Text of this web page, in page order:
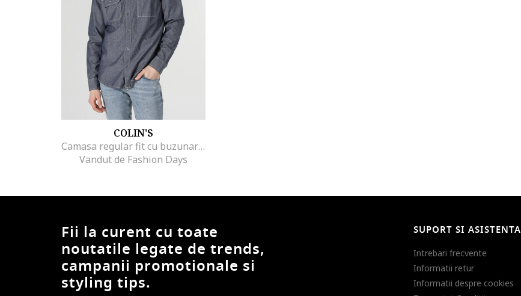
COLIN'S
Camasa regular fit cu buzunare pe piept, Albastru prafuit
Vandut de Fashion Days
Fii la curent cu toate
noutatile legate de trends,
campanii promotionale si
styling tips.
SUPORT SI ASISTENTA
Intrebari frecvente
Informatii retur
Informatii despre cookies